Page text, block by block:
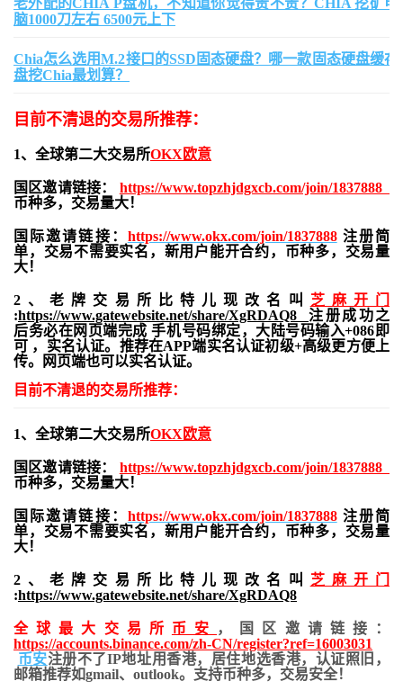
老外配的CHIA P盘机，不知道你觉得贵不贵？CHIA 挖矿电
脑1000刀左右 6500元上下
Chia怎么选用M.2接口的SSD固态硬盘？哪一款固态硬盘缓存
盘挖Chia最划算？
目前不清退的交易所推荐：
1、全球第二大交易所OKX欧意
国区邀请链接： https://www.topzhjdgxcb.com/join/1837888
币种多，交易量大！
国际邀请链接： https://www.okx.com/join/1837888注册简
单，交易不需要实名，新用户能开合约， 币种多，交易量
大！
2、老牌交易所比特儿现改名叫 芝麻开门
:https://www.gatewebsite.net/share/XgRDAQ8 注册成功之
后务必在网页端完成 手机号码绑定，大陆号码输入+086即
可 ，实名认证。推荐在APP端实名认证初级+高级更方便上
传。网页端也可以实名认证。
目前不清退的交易所推荐：
1、全球第二大交易所OKX欧意
国区邀请链接： https://www.topzhjdgxcb.com/join/1837888
币种多，交易量大！
国际邀请链接： https://www.okx.com/join/1837888注册简
单，交易不需要实名，新用户能开合约， 币种多，交易量
大！
2、老牌交易所比特儿现改名叫 芝麻开门
:https://www.gatewebsite.net/share/XgRDAQ8
全球最大交易所 币安
，国区邀请链接：
https://accounts.binance.com/zh-CN/register?ref=16003031
币安注册不了IP地址用香港，居住地选香港，认证照旧，
邮箱推荐如gmail、outlook。支持币种多，交易安全！